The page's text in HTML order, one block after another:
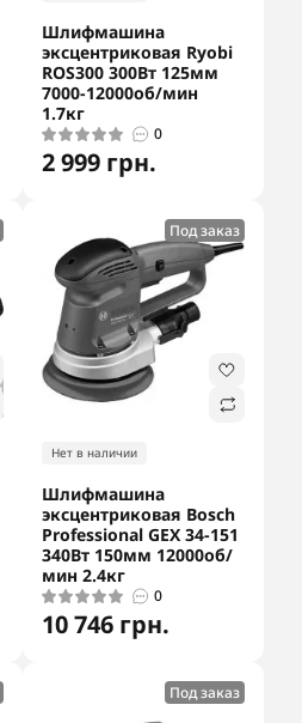
Шлифмашина
эксцентриковая Ryobi
ROS300 300Вт 125мм
7000-12000об/мин
1.7кг
0
2 999 грн.
Под заказ
Нет в наличии
Шлифмашина
эксцентриковая Bosch
Professional GEX 34-151
340Вт 150мм 12000об/
мин 2.4кг
0
10 746 грн.
Под заказ